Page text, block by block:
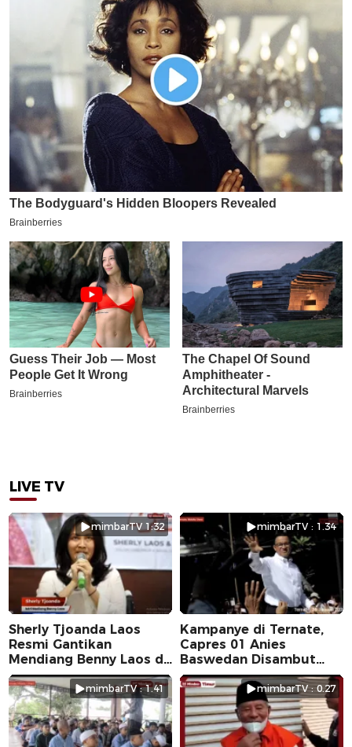
LIVE TV
mimbarTV 1:32
Sherly Tjoanda Laos
Resmi Gantikan
Mendiang Benny Laos di
Pilkada 2024
mimbarTV : 1.34
Kampanye di Ternate,
Capres 01 Anies
Baswedan Disambut
Ribuan Warga
mimbarTV : 1.41 mimbarTV : 0.27